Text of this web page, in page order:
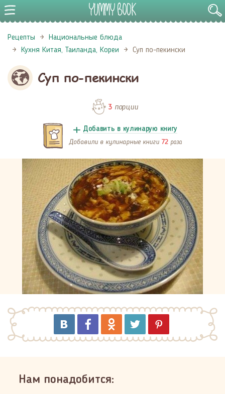
Рецепты
Национальные блюда
Кухня Китая, Таиланда, Кореи
Суп по-пекински
Суп по-пекински
3порции
Добавить в кулинарую книгу
Добавили в кулинарные книги 72 раза
Нам понадобится: